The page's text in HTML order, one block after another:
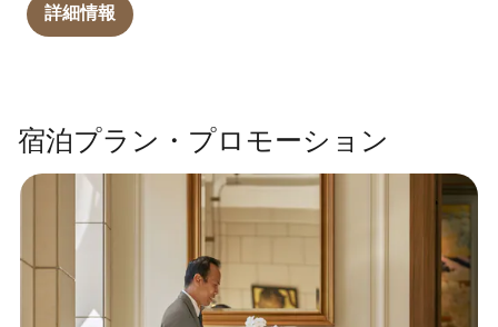
詳細情報
宿泊プラン・プロモーション